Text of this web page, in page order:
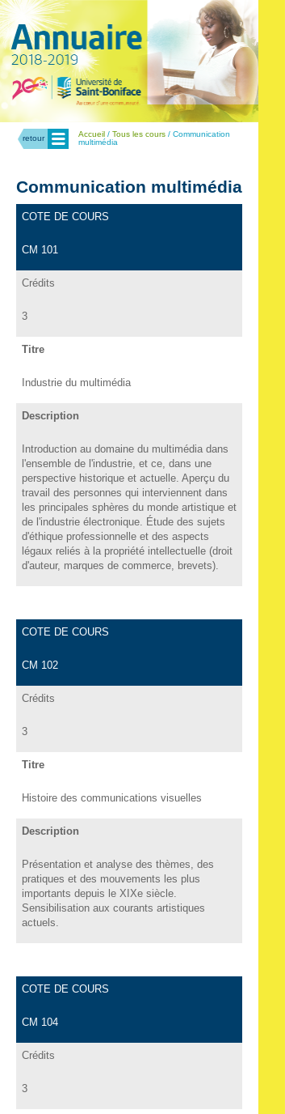
retour Menu Accueil / Tous les cours / Communication
multimédia
Communication multimédia
COTE DE COURS
CM 101
Crédits
3
Titre
Industrie du multimédia
Description
Introduction au domaine du multimédia dans
l'ensemble de l'industrie, et ce, dans une
perspective historique et actuelle. Aperçu du
travail des personnes qui interviennent dans
les principales sphères du monde artistique et
de l'industrie électronique. Étude des sujets
d'éthique professionnelle et des aspects
légaux reliés à la propriété intellectuelle (droit
d'auteur, marques de commerce, brevets).
COTE DE COURS
CM 102
Crédits
3
Titre
Histoire des communications visuelles
Description
Présentation et analyse des thèmes, des
pratiques et des mouvements les plus
importants depuis le XIXe siècle.
Sensibilisation aux courants artistiques
actuels.
COTE DE COURS
CM 104
Crédits
3